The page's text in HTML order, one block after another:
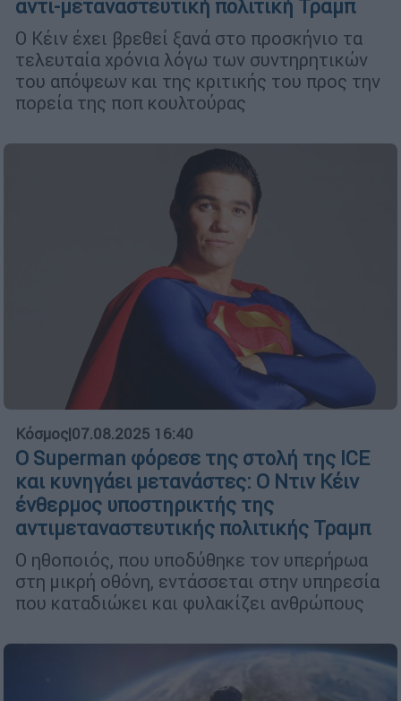
αντι-μεταναστευτική πολιτική Τραμπ
Ο Κέιν έχει βρεθεί ξανά στο προσκήνιο τα
τελευταία χρόνια λόγω των συντηρητικών
του απόψεων και της κριτικής του προς την
πορεία της ποπ κουλτούρας
Κόσμος|07.08.2025 16:40
Ο Superman φόρεσε της στολή της ICE
και κυνηγάει μετανάστες: O Ντιν Κέιν
ένθερμος υποστηρικτής της
αντιμεταναστευτικής πολιτικής Τραμπ
Ο ηθοποιός, που υποδύθηκε τον υπερήρωα
στη μικρή οθόνη, εντάσσεται στην υπηρεσία
που καταδιώκει και φυλακίζει ανθρώπους